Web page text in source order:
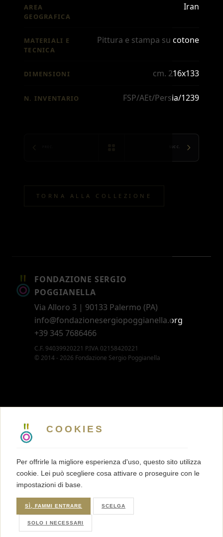
COOKIES
Per offrirle la migliore esperienza d'uso, questo sito utilizza
cookie. Lei può scegliere cosa attivare o proseguire con le
impostazioni di base.
SÌ, FAMMI ENTRARE SCELGA
SOLO I NECESSARI
AREA
GEOGRAFICA
Iran
MATERIALI E
TECNICA
Pittura e stampa su cotone
DIMENSIONI cm. 216x133
N. INVENTARIO FSP/AEt/Persia/1239
SUCC.
TORNA ALLA COLLEZIONE
FONDAZIONE SERGIO
POGGIANELLA
Via Alloro 3 | 90133 Palermo (PA)
info@fondazionesergiopoggianella.org
+39 345 7686466
C.F. 94039920221 P.IVA 02158420221
© 2014 - 2026 Fondazione Sergio Poggianella
5 X MILLE
MEMBERSHIP
TRASPARENZA
TERMINI E CONDIZIONI
PRIVACY
COOKIES